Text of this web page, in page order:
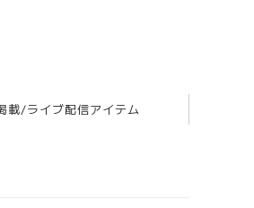
載/ライブ配信アイテム